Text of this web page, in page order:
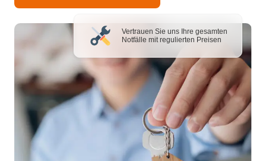
Vertrauen Sie uns Ihre gesamten
Notfälle mit regulierten Preisen